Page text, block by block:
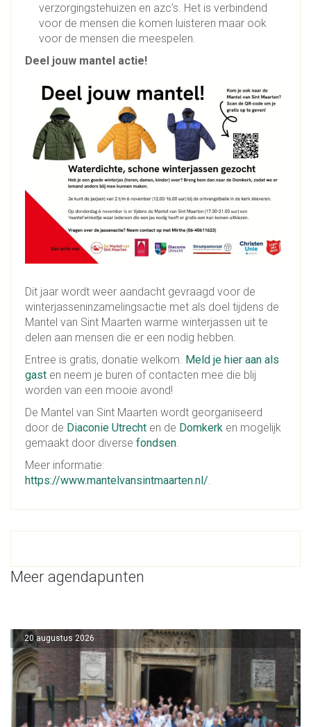
verzorgingstehuizen en azc’s. Het is verbindend
voor de mensen die komen luisteren maar ook
voor de mensen die meespelen.
Deel jouw mantel actie!
Dit jaar wordt weer aandacht gevraagd voor de
winterjasseninzamelingsactie met als doel tijdens de
Mantel van Sint Maarten warme winterjassen uit te
delen aan mensen die er een nodig hebben.
Entree is gratis, donatie welkom. Meld je hier aan als
gast en neem je buren of contacten mee die blij
worden van een mooie avond!
De Mantel van Sint Maarten wordt georganiseerd
door de Diaconie Utrecht en de Domkerk en mogelijk
gemaakt door diverse fondsen
Meer informatie:
https://www.mantelvansintmaarten.nl/
Meer agendapunten
20 augustus 2026